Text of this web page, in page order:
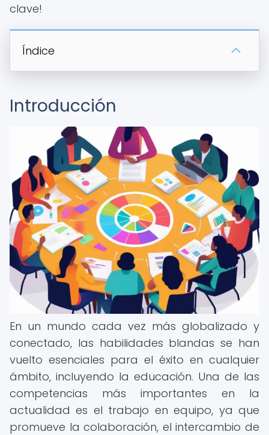
clave!
Índice
Introducción
En un mundo cada vez más globalizado y
conectado, las habilidades blandas se han
vuelto esenciales para el éxito en cualquier
ámbito, incluyendo la educación. Una de las
competencias más importantes en la
actualidad es el trabajo en equipo, ya que
promueve la colaboración, el intercambio de